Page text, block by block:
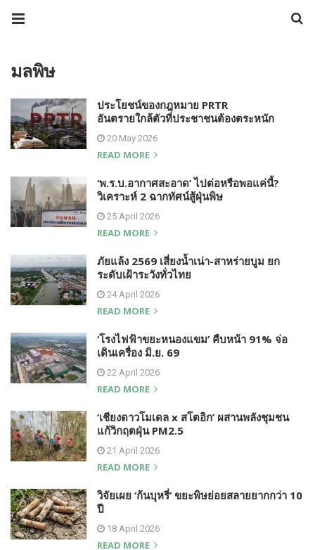
มลพิษ
ประโยชน์ของกฎหมาย PRTR
อันตรายใกล้ตัวที่ประชาชนต้องตระหนัก
20 May 2026
READ MORE
‘พ.ร.บ.อากาศสะอาด’ ไปต่อหรือพอแค่นี้?
วิเคราะห์ 2 ฉากทัศน์สู้ฝุ่นพิษ
25 April 2026
READ MORE
ภัยแล้ง 2569 เสี่ยงน้ำเน่า-สาหร่ายบูม ยก
ระดับเฝ้าระวังทั่วไทย
24 April 2026
READ MORE
‘โรงไฟฟ้าขยะหนองแขม’ คืบหน้า 91% จ่อ
เดินเครื่อง มิ.ย. 69
22 April 2026
READ MORE
‘เชียงดาวโมเดล x สโตอิก’ ผสานพลังชุมชน
แก้วิกฤตฝุ่น PM2.5
21 April 2026
READ MORE
วิจัยเผย ‘ก้นบุหรี่’ ขยะพิษย่อยสลายยากกว่า 10
ปี
18 April 2026
READ MORE